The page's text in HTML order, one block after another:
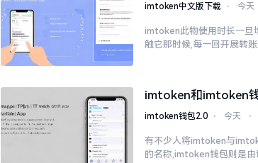
imtoken中文版下载 ⋅ 今天
imtoken此物使用时长一旦
触它那时候,每一回开展转
imtoken和imtoken
imtoken钱包2.0 ⋅ 今天 ⋅
有不少人将imtoken与
的名称,imtoken钱包则是